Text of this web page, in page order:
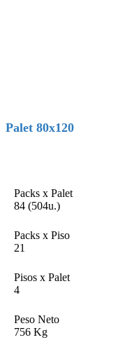
Palet 80x120
Packs x Palet
84 (504u.)
Packs x Piso
21
Pisos x Palet
4
Peso Neto
756 Kg